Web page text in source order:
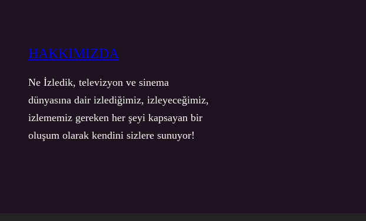
HAKKIMIZDA
Ne İzledik, televizyon ve sinema
dünyasına dair izlediğimiz, izleyeceğimiz,
izlememiz gereken her şeyi kapsayan bir
oluşum olarak kendini sizlere sunuyor!